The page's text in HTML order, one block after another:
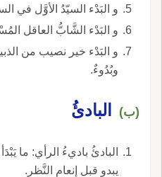
و البَدْء السيّدُ الأوَّل في
و البَدْء الشَّابُّ العاقل
و البَدْء خير نصيب من
وبُدُوءٌ.
(ب) البادئُ
البادئُ باديءُ الرأي: ما
يبدو قبل إنعام النَّظر.